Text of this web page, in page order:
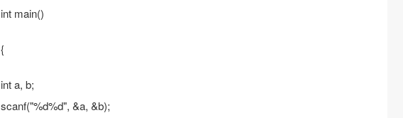
int main()
{
int a, b;
scanf("%d%d", &a, &b);